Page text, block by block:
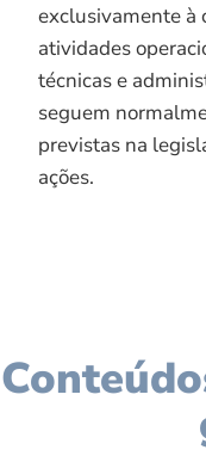
exclusivamente à
atividades
técnicas e
seguem
previstas na
ações.